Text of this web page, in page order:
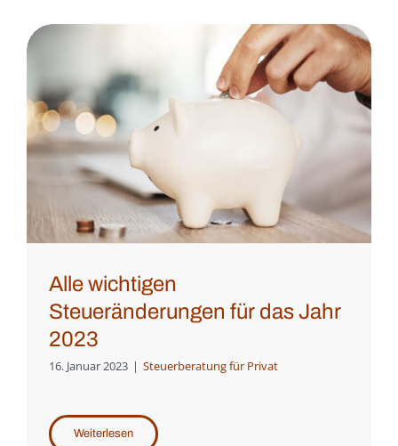
Alle wichtigen
Steueränderungen für das Jahr
2023
16. Januar 2023 | Steuerberatung für Privat
Weiterlesen